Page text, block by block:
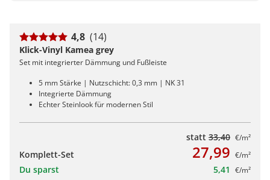
4,8 (14)
Klick-Vinyl Kamea grey
Set mit integrierter Dämmung und Fußleiste
5 mm Stärke | Nutzschicht: 0,3 mm | NK 31
Integrierte Dämmung
Echter Steinlook für modernen Stil
statt 33,40 €/m²
Komplett-Set 27,99 €/m²
Du sparst 5,41 €/m²